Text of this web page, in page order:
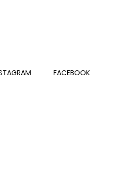
FACEBOOK